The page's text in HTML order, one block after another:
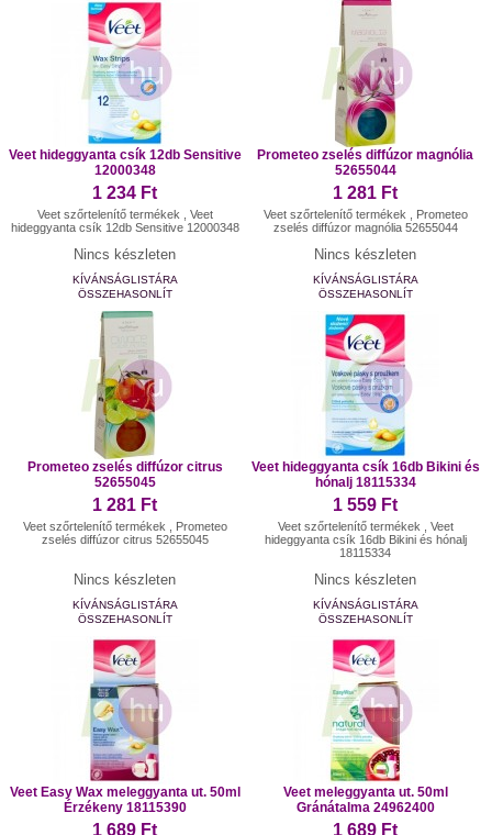
Veet hideggyanta csík 12db Sensitive
12000348
1 234 Ft
Veet szőrtelenítő termékek , Veet
hideggyanta csík 12db Sensitive 12000348
Nincs készleten
KÍVÁNSÁGLISTÁRA
ÖSSZEHASONLÍT
Prometeo zselés diffúzor magnólia
52655044
1 281 Ft
Veet szőrtelenítő termékek , Prometeo
zselés diffúzor magnólia 52655044
Nincs készleten
KÍVÁNSÁGLISTÁRA
ÖSSZEHASONLÍT
Prometeo zselés diffúzor citrus
52655045
1 281 Ft
Veet szőrtelenítő termékek , Prometeo
zselés diffúzor citrus 52655045
Nincs készleten
KÍVÁNSÁGLISTÁRA
ÖSSZEHASONLÍT
Veet hideggyanta csík 16db Bikini és
hónalj 18115334
1 559 Ft
Veet szőrtelenítő termékek , Veet
hideggyanta csík 16db Bikini és hónalj
18115334
Nincs készleten
KÍVÁNSÁGLISTÁRA
ÖSSZEHASONLÍT
Veet Easy Wax meleggyanta ut. 50ml
Érzékeny 18115390
1 689 Ft
Veet meleggyanta ut. 50ml
Gránátalma 24962400
1 689 Ft